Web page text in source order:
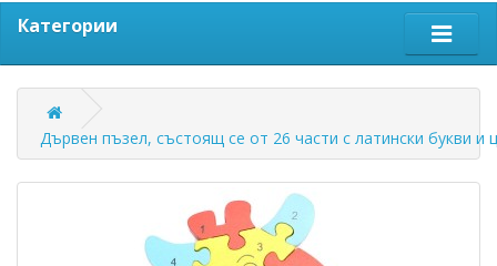
Категории
Дървен пъзел, състоящ се от 26 части с латински букви